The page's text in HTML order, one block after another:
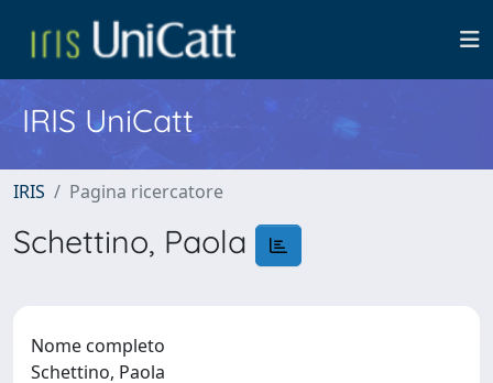
IRIS UniCatt
IRIS Pagina ricercatore
Schettino, Paola
Nome completo
Schettino, Paola